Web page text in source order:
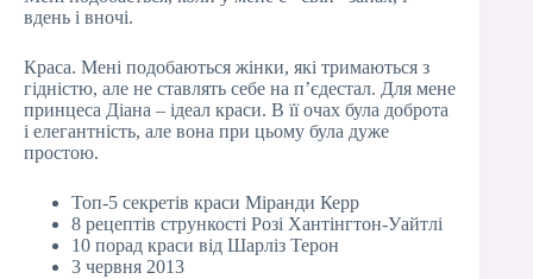
вдень і вночі.
Краса. Мені подобаються жінки, які тримаються з
гідністю, але не ставлять себе на п’єдестал. Для мене
принцеса Діана – ідеал краси. В її очах була доброта
і елегантність, але вона при цьому була дуже
простою.
Топ-5 секретів краси Міранди Керр
8 рецептів стрункості Розі Хантінгтон-Уайтлі
10 порад краси від Шарліз Терон
3 червня 2013